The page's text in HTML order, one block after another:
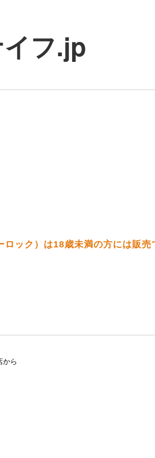
フ.jp
ック）は18歳未満の方には販売
から